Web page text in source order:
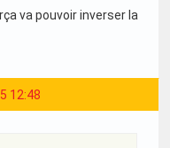
va pouvoir inverser la
12:48